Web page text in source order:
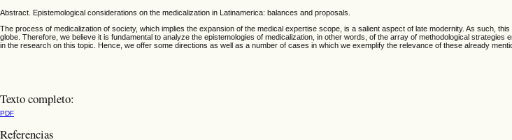
Abstract. Epistemological considerations on the medicalization in Latinamerica: balances and proposals.
The process of medicalization of society, which implies the expansion of the medical expertise scope, is a salient aspect of late modernity. As such,
globe. Therefore, we believe it is fundamental to analyze the epistemologies of medicalization, in other words, of the array of methodological
in the research on this topic. Hence, we offer some directions as well as a number of cases in which we exemplify the relevance of these already
Texto completo:
PDF
Referencias